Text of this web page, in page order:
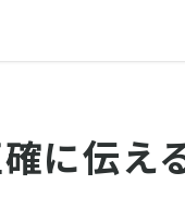
に伝え